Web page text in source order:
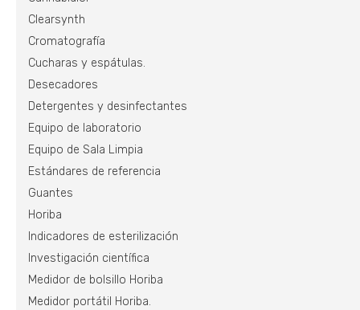
Clearsynth
Cromatografía
Cucharas y espátulas.
Desecadores
Detergentes y desinfectantes
Equipo de laboratorio
Equipo de Sala Limpia
Estándares de referencia
Guantes
Horiba
Indicadores de esterilización
Investigación científica
Medidor de bolsillo Horiba
Medidor portátil Horiba.